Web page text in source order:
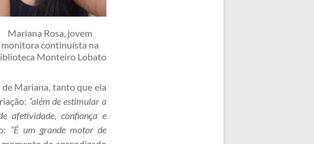
Mariana Rosa, jovem
monitora continuísta na
Monteiro Lobato
Mariana, tanto que ela
“além de estimular a
afetividade, confiança e
“É um grande motor de